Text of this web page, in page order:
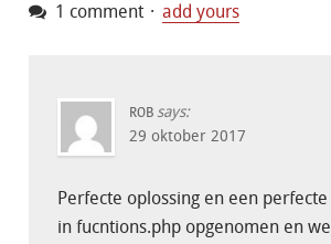
1 comment add yours
ROB says:
29 oktober 2017
Perfecte oplossing en een
in fucntions.php opgenomen en